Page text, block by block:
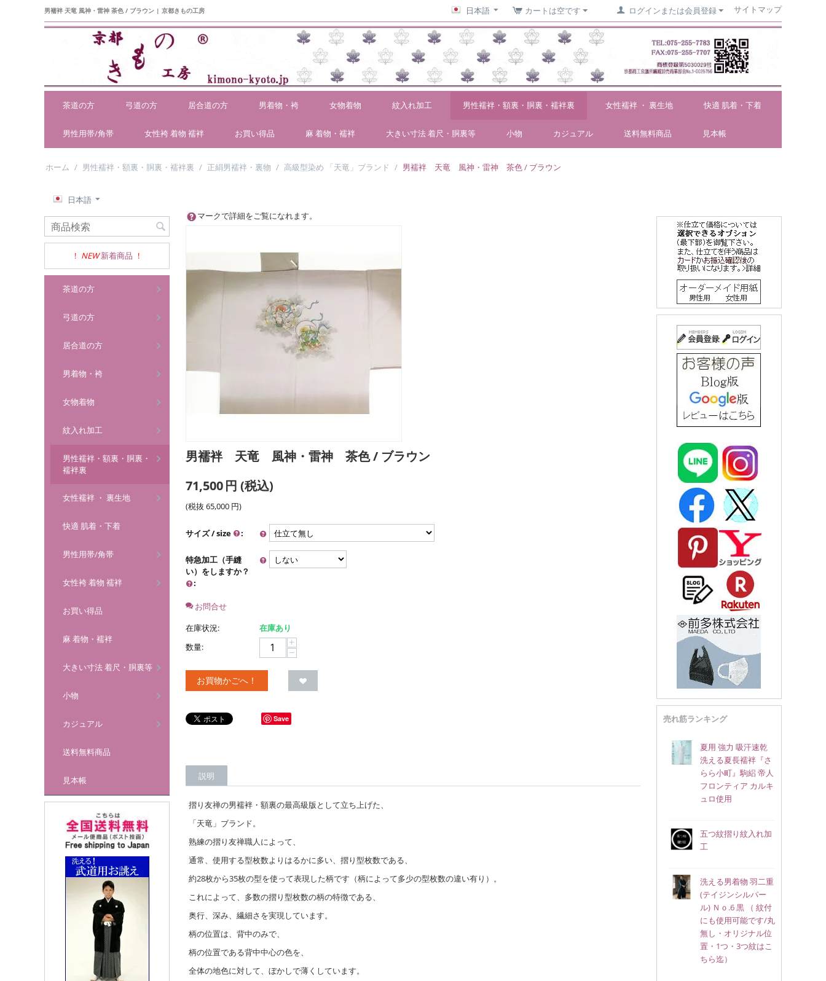
男襦袢 天竜 風神・雷神 茶色 / ブラウン | 京都きもの工房 サイトマップ
ログインまたは会員登録
カートは空です
日本語
茶道の方 弓道の方 居合道の方 男着物・袴 女物着物 紋入れ加工 男性襦袢・額裏・胴裏・襦袢裏 女性襦袢 ・ 裏生地 快適 肌着・下着
男性用帯/角帯 女性袴 着物 襦袢 お買い得品 麻 着物・襦袢 大きい寸法 着尺・胴裏等 小物 カジュアル 送料無料商品 見本帳
ホーム / 男性襦袢・額裏・胴裏・襦袢裏 / 正絹男襦袢・裏物 / 高級型染め 「天竜」ブランド / 男襦袢 天竜 風神・雷神 茶色 / ブラウン
日本語
! NEW 新着商品 !
茶道の方
弓道の方
居合道の方
男着物・袴
女物着物
紋入れ加工
男性襦袢・額裏・胴裏・
襦袢裏
女性襦袢 ・ 裏生地
快適 肌着・下着
男性用帯/角帯
女性袴 着物 襦袢
お買い得品
麻 着物・襦袢
大きい寸法 着尺・胴裏等
小物
カジュアル
送料無料商品
見本帳
マークで詳細をご覧になれます。
男襦袢 天竜 風神・雷神 茶色 / ブラウン
71,500円 (税込)
(税抜 65,000 円)
サイズ / size :
特急加工（手縫
い）をしますか？
:
お問合せ
在庫状況:
在庫あり
数量:
+
−
お買物かごへ！
Save
説明
摺り友禅の男襦袢・額裏の最高級版として立ち上げた、
「天竜」ブランド。
熟練の摺り友禅職人によって、
通常、使用する型枚数よりはるかに多い、摺り型枚数である、
約28枚から35枚の型を使って表現した柄です（柄によって多少の型枚数の違い有り）。
これによって、多数の摺り型枚数の柄の特徴である、
奥行、深み、繊細さを実現しています。
柄の位置は、背中のみで、
柄の位置である背中中心の色を、
全体の地色に対して、ぼかしで薄くしています。
売れ筋ランキング
夏用 強力 吸汗速乾
洗える夏長襦袢『さ
らら小町』駒絽 帝人
フロンティア カルキ
ュロ使用
五つ紋摺り紋入れ加
工
洗える男着物 羽二重
(テイジンシルパー
ル) Ｎｏ.6 黒 （ 紋付
にも使用可能です/丸
無し・オリジナル位
置・1つ・3つ紋はこ
ちら迄）